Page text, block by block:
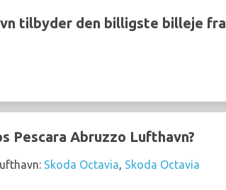
tilbyder den billigste billeje fra
Pescara Abruzzo Lufthavn?
Skoda Octavia, Skoda Octavia